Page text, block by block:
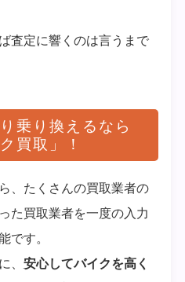
査定に響くのは言うまで
乗り換えるなら
買取」！
、たくさんの買取業者の
た買取業者を一度の入力
です。
に、安心してバイクを高く